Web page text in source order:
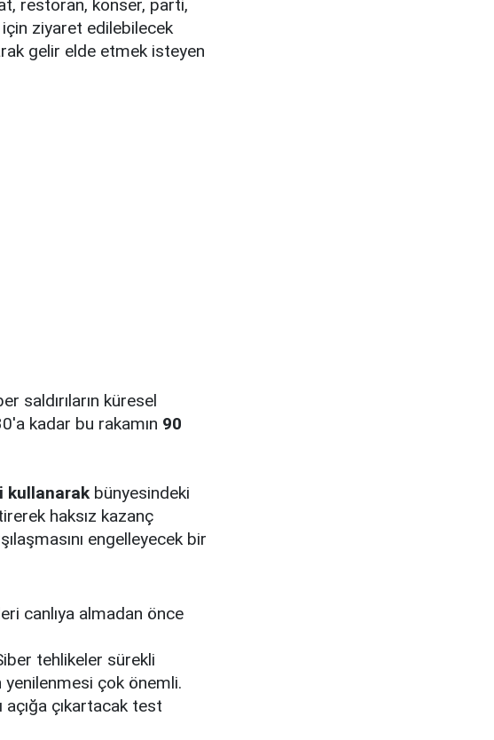
restoran, konser, parti,
ziyaret edilebilecek
gelir elde etmek isteyen
saldırıların küresel
kadar bu rakamın 90
kullanarak bünyesindeki
haksız kazanç
engelleyecek bir
canlıya almadan önce
tehlikeler sürekli
çok önemli.
açığa çıkartacak test